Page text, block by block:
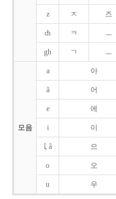
z ㅈ 즈
ch ㅋ ㅡ
gh ㄱ ㅡ
모음
a 아
ǎ 어
e 에
i 이
î, â 으
o 오
u 우